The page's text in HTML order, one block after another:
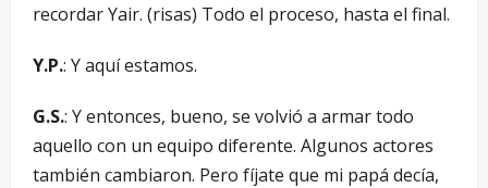
recordar Yair. (risas) Todo el proceso, hasta el final.
Y.P.: Y aquí estamos.
G.S.: Y entonces, bueno, se volvió a armar todo
aquello con un equipo diferente. Algunos actores
también cambiaron. Pero fíjate que mi papá decía,